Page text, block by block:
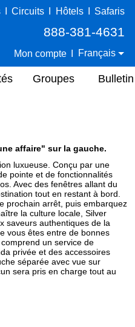
Circuits Hôtels Safaris
888-381-4631
Mon compte Français
Groupes Bulletin
affaire" sur la gauche.
luxueuse. Conçu par une
pointe et de fonctionnalités
Avec des fenêtres allant du
tout en restant à bord.
prochain arrêt, puis embarquez
la culture locale, Silver
saveurs authentiques de la
vous êtes entre de bonnes
un service de
privée et des accessoires
séparée avec vue sur
sera pris en charge tout au